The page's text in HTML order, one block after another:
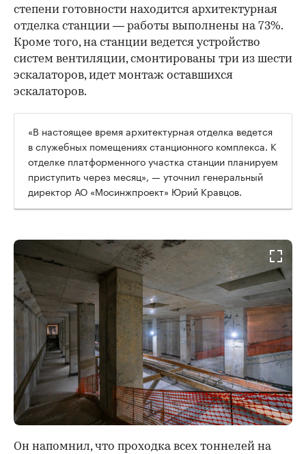
степени готовности находится архитектурная
отделка станции — работы выполнены на 73%.
Кроме того, на станции ведется устройство
систем вентиляции, смонтированы три из шести
эскалаторов, идет монтаж оставшихся
эскалаторов.
«В настоящее время архитектурная отделка ведется
в служебных помещениях станционного комплекса. К
отделке платформенного участка станции планируем
приступить через месяц», — уточнил генеральный
директор АО «Мосинжпроект» Юрий Кравцов.
00:00 00:00
Он напомнил, что проходка всех тоннелей на